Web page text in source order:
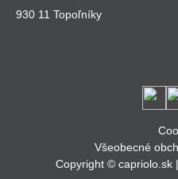
930 11 Topoľníky
Všeobecné
Copyright © capriolo.sk |